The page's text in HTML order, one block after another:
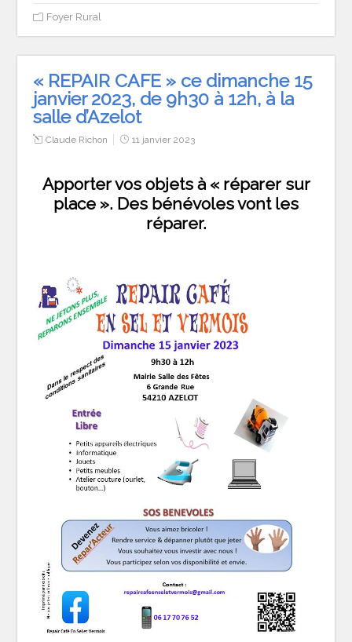
Foyer Rural
« REPAIR CAFE » ce dimanche 15
janvier 2023, de 9h30 à 12h, à la
salle d’Azelot
Claude Richon 11 janvier 2023
Apporter vos objets à « réparer sur
place ». Des bénévoles vont les
réparer.